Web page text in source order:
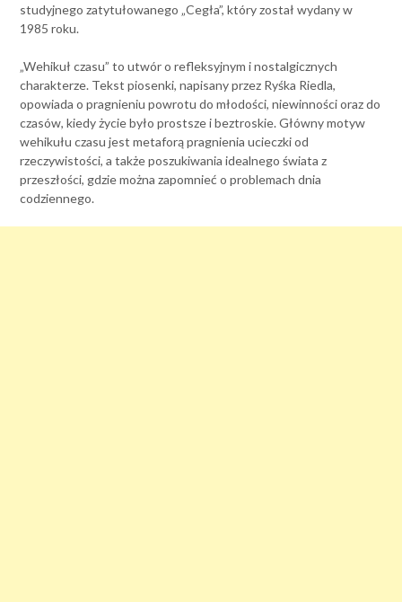
studyjnego zatytułowanego „Cegła”, który został wydany w
1985 roku.
„Wehikuł czasu” to utwór o refleksyjnym i nostalgicznych
charakterze. Tekst piosenki, napisany przez Ryśka Riedla,
opowiada o pragnieniu powrotu do młodości, niewinności oraz do
czasów, kiedy życie było prostsze i beztroskie. Główny motyw
wehikułu czasu jest metaforą pragnienia ucieczki od
rzeczywistości, a także poszukiwania idealnego świata z
przeszłości, gdzie można zapomnieć o problemach dnia
codziennego.